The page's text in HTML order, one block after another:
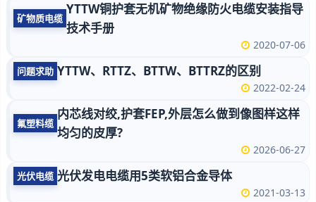
矿物质电缆
YTTW铜护套无机矿物绝缘防火电缆安装指导
技术手册
2020-07-06
问题求助 YTTW、RTTZ、BTTW、BTTRZ的区别
2022-02-24
氟塑料缆
内芯线对绞,护套FEP,外层怎么做到像图样这样
均匀的皮厚?
2026-06-27
光伏电缆 光伏发电电缆用5类软铝合金导体
2021-03-13